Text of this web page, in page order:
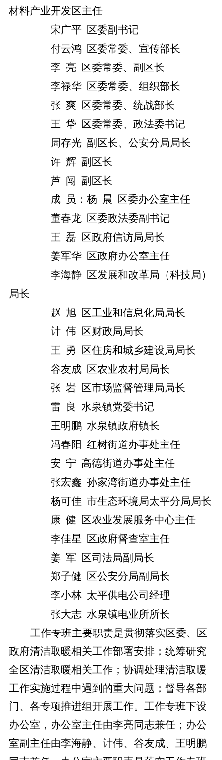
材料产业开发区主任
宋广平 区委副书记
付云鸿 区委常委、宣传部长
李 亮 区委常委、副区长
李禄华 区委常委、组织部长
张 爽 区委常委、统战部长
王 牮 区委常委、政法委书记
周存光 副区长、公安分局局长
许 辉 副区长
芦 闯 副区长
成
员：杨 晨 区委办公室主任
董春龙 区委政法委副书记
王 磊 区政府信访局局长
姜军华 区政府办公室主任
李海静 区发展和改革局（科技局）
局长
赵 旭 区工业和信息化局局长
计 伟 区财政局局长
王 勇 区住房和城乡建设局局长
谷友成 区农业农村局局长
张 岩 区市场监督管理局局长
雷 良 水泉镇党委书记
王明鹏 水泉镇政府镇长
冯春阳 红树街道办事处主任
安 宁 高德街道办事处主任
张宏鑫 孙家湾街道办事处主任
杨可佳 市生态环境局太平分局局长
康 健 区农业发展服务中心主任
李佳星 区政府督查室主任
姜 军 区司法局副局长
郑子健 区公安分局副局长
李小林 太平供电公司经理
张大志 水泉镇电业所所长
工作专班主要职责是贯彻落实区委、区
政府清洁取暖相关工作部署安排；统筹研究
全区清洁取暖相关工作；协调处理清洁取暖
工作实施过程中遇到的重大问题；督导各部
门、各专项推进组开展工作。工作专班下设
办公室，办公室主任由李亮同志兼任；办公
室副主任由李海静、计伟、谷友成、王明鹏